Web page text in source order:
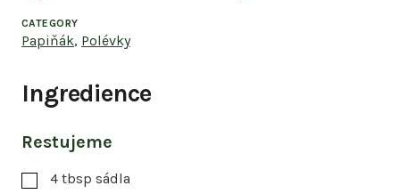
CATEGORY
Papiňák, Polévky
Ingredience
Restujeme
4 tbsp sádla